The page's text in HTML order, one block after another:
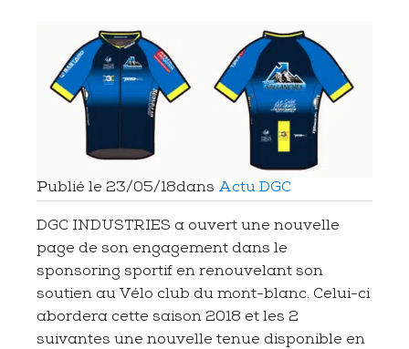
Publié le 23/05/18dans Actu DGC
DGC INDUSTRIES a ouvert une nouvelle
page de son engagement dans le
sponsoring sportif en renouvelant son
soutien au Vélo club du mont-blanc. Celui-ci
abordera cette saison 2018 et les 2
suivantes une nouvelle tenue disponible en